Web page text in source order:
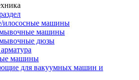
илососные машины
машины
дюзы
машины
для вакуумных машин и